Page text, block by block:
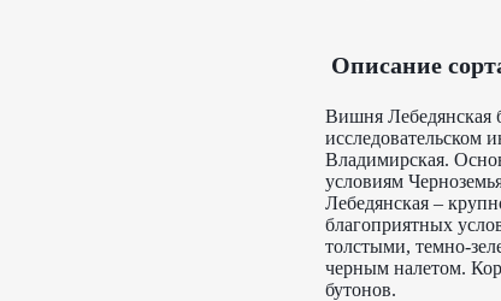
Описание
Вишня Лебедянская
исследовательском
Владимирская.
условиям
Лебедянская –
благоприятных
толстыми, темно-
черным налетом.
бутонов.